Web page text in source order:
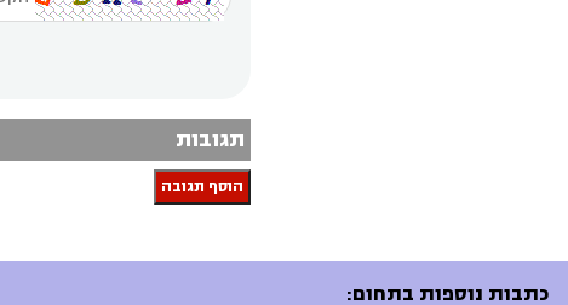
תגובות
הוסף תגובה
כתבות נוספות בתחום: